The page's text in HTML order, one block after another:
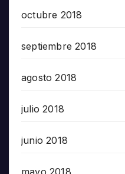
octubre 2018
septiembre 2018
agosto 2018
julio 2018
junio 2018
mayo 2018